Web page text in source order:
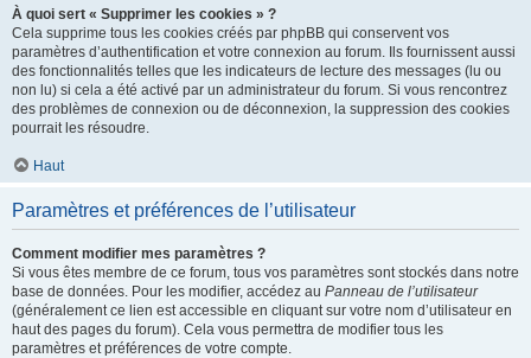
À quoi sert « Supprimer les cookies » ?
Cela supprime tous les cookies créés par phpBB qui conservent vos
paramètres d’authentification et votre connexion au forum. Ils fournissent aussi
des fonctionnalités telles que les indicateurs de lecture des messages (lu ou
non lu) si cela a été activé par un administrateur du forum. Si vous rencontrez
des problèmes de connexion ou de déconnexion, la suppression des cookies
pourrait les résoudre.
Haut
Paramètres et préférences de l’utilisateur
Comment modifier mes paramètres ?
Si vous êtes membre de ce forum, tous vos paramètres sont stockés dans notre
base de données. Pour les modifier, accédez au Panneau de l’utilisateur
(généralement ce lien est accessible en cliquant sur votre nom d’utilisateur en
haut des pages du forum). Cela vous permettra de modifier tous les
paramètres et préférences de votre compte.